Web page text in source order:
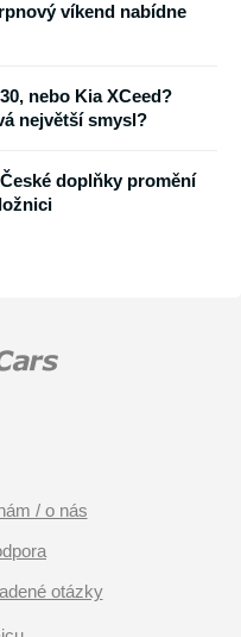
víkend nabídne
nebo Kia XCeed?
největší smysl?
doplňky promění
/ o nás
otázky